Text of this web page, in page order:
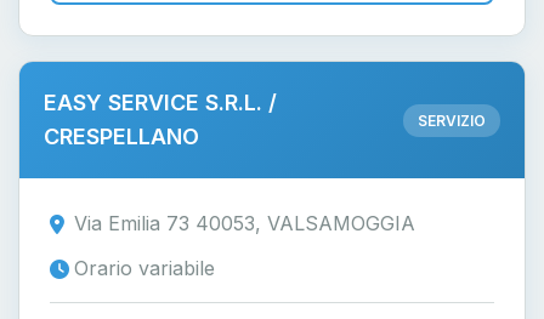
EASY SERVICE S.R.L. /
CRESPELLANO
SERVIZIO
Via Emilia 73 40053, VALSAMOGGIA
Orario variabile